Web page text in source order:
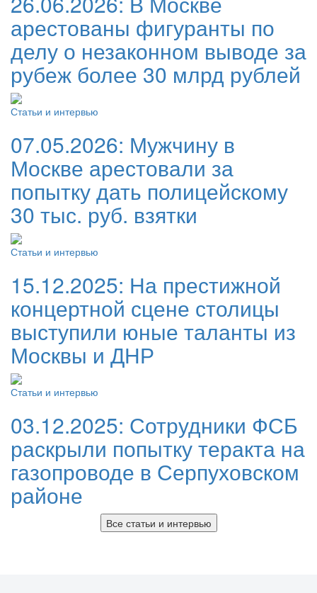
арестованы фигуранты по
делу о незаконном выводе за
рубеж более 30 млрд рублей
Статьи и интервью
07.05.2026: Мужчину в
Москве арестовали за
попытку дать полицейскому
30 тыс. руб. взятки
Статьи и интервью
15.12.2025: На престижной
концертной сцене столицы
выступили юные таланты из
Москвы и ДНР
Статьи и интервью
03.12.2025: Сотрудники ФСБ
раскрыли попытку теракта на
газопроводе в Серпуховском
районе
Все статьи и интервью